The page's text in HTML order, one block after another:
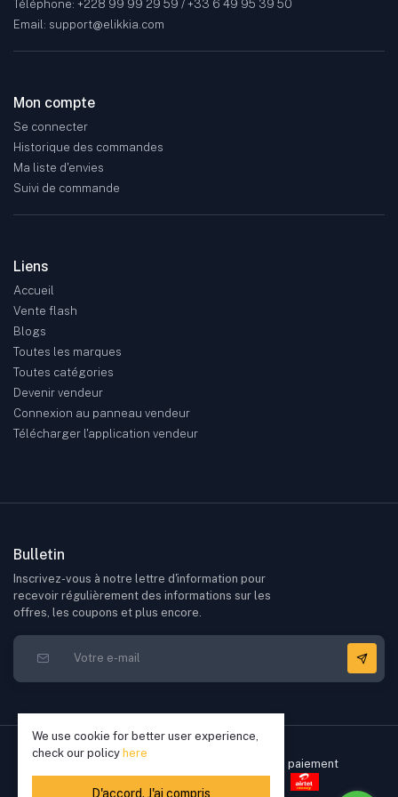
Téléphone: +228 99 99 29 59 / +33 6 49 95 39 50
Email: support@elikkia.com
Mon compte
Se connecter
Historique des commandes
Ma liste d'envies
Suivi de commande
Liens
Accueil
Vente flash
Blogs
Toutes les marques
Toutes catégories
Devenir vendeur
Connexion au panneau vendeur
Télécharger l'application vendeur
Bulletin
Inscrivez-vous à notre lettre d'information pour
recevoir régulièrement des informations sur les
offres, les coupons et plus encore.
We use cookie for better user experience,
check our policy here
D'accord. J'ai compris